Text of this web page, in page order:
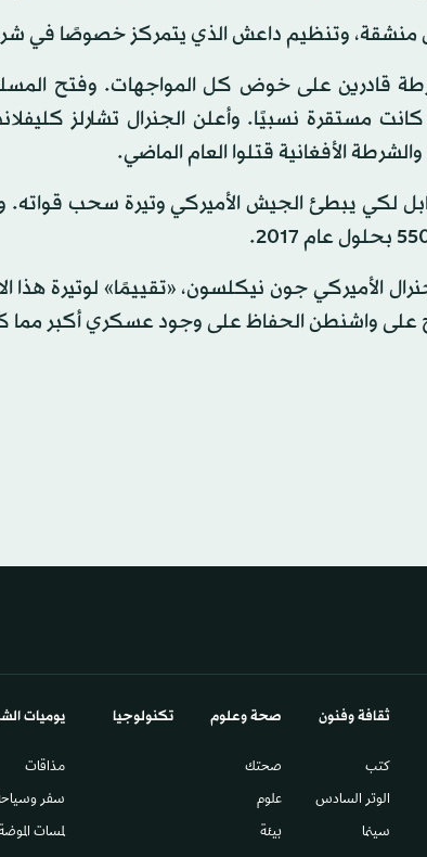
وتنظيم داعش الذي يتمركز خصوصًا في
قادرين على خوض كل المواجهات. وفتح
مستقرة نسبيًا. وأعلن الجنرال تشارلز
الأميركي جون نيكلسون، «تقييمًا» لوتيرة هذا
على واشنطن الحفاظ على وجود عسكري أكبر مما
ثقافة وفنون
كتب
الوتر السادس​
سينما
صحة وعلوم
صحتك
علوم
بيئة
تكنولوجيا يوميات
مذاقات
سفر
لمسات